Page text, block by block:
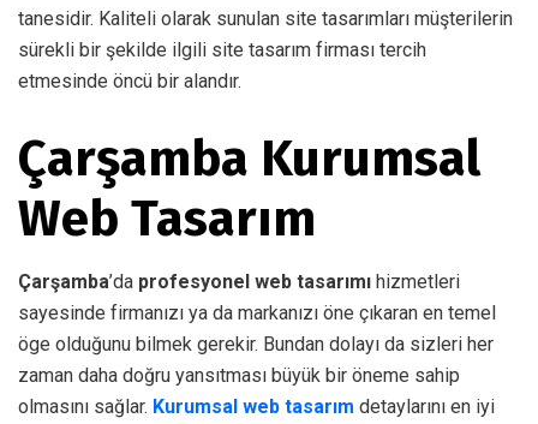
tanesidir. Kaliteli olarak sunulan site tasarımları müşterilerin
sürekli bir şekilde ilgili site tasarım firması tercih
etmesinde öncü bir alandır.
Çarşamba Kurumsal
Web Tasarım
Çarşamba’da profesyonel web tasarımı hizmetleri
sayesinde firmanızı ya da markanızı öne çıkaran en temel
öge olduğunu bilmek gerekir. Bundan dolayı da sizleri her
zaman daha doğru yansıtması büyük bir öneme sahip
olmasını sağlar. Kurumsal web tasarım detaylarını en iyi